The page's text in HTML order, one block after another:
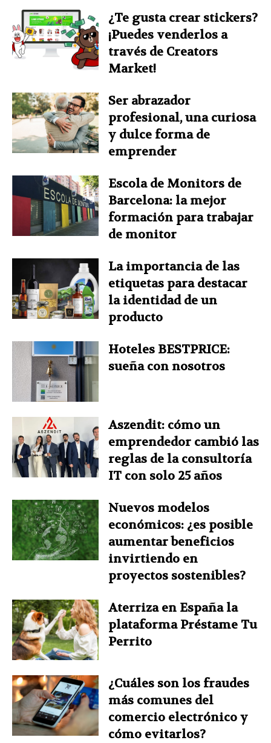
¿Te gusta crear stickers?
¡Puedes venderlos a
través de Creators
Market!
Ser abrazador
profesional, una curiosa
y dulce forma de
emprender
Escola de Monitors de
Barcelona: la mejor
formación para trabajar
de monitor
La importancia de las
etiquetas para destacar
la identidad de un
producto
Hoteles BESTPRICE:
sueña con nosotros
Aszendit: cómo un
emprendedor cambió las
reglas de la consultoría
IT con solo 25 años
Nuevos modelos
económicos: ¿es posible
aumentar beneficios
invirtiendo en
proyectos sostenibles?
Aterriza en España la
plataforma Préstame Tu
Perrito
¿Cuáles son los fraudes
más comunes del
comercio electrónico y
cómo evitarlos?